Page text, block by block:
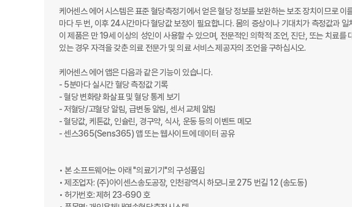
케어센스 에어 시스템은 표준 혈당측정기에서 얻은 혈당 정보를 보완하는 보조 장치이므로
마다 두 번, 이후 24시간마다 혈당값 보정이 필요합니다. 몸의 증상이나 기대치가 측정값과
이 제품은 만 19세 이상의 성인이 사용할 수 있으며, 전문적인 의학적 조언, 진단, 또는 치료를
있는 경우 자격을 갖춘 의료 전문가 및 의료 서비스 제공자의 조언을 구하십시오.
케어센스 에어 앱은 다음과 같은 기능이 있습니다.
- 5분마다 실시간 혈당 측정값 기록
- 혈당 변화량 화살표 및 혈당 통계 보기
- 저혈당/고혈당 알림, 급변동 알림, 센서 교체 알림
- 혈당값, 케톤값, 인슐린, 경구약, 식사, 운동 등의 이벤트 메모
- 센스365(Sens365) 앱 또는 웹사이트에 데이터 공유
• 본 소프트웨어는 아래 "의료기기"의 구성품임
• 제조업자: (주)아이센스송도공장, 인천광역시 하모니로 275 번길 12 (송도동)
• 허가번호: 제허 23-690 호